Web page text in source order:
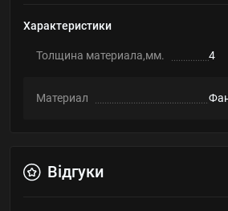
Характеристики
Толщина материала,мм. 4
Материал
Відгуки